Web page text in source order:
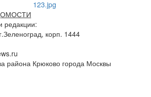
редакции:
корп. 1444
района Крюково города Москвы